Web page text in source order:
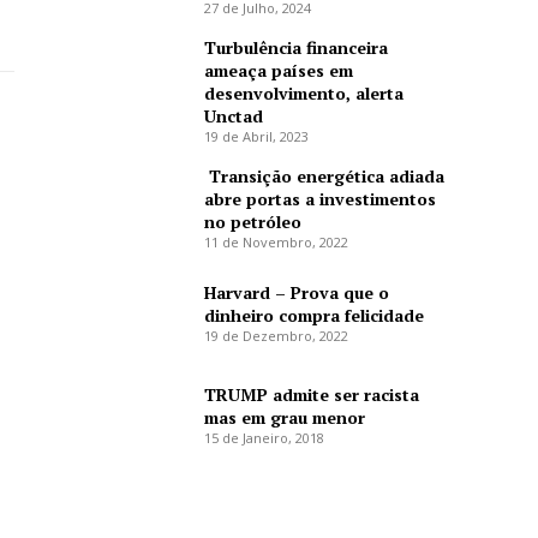
27 de Julho, 2024
Turbulência financeira
ameaça países em
desenvolvimento, alerta
Unctad
19 de Abril, 2023
Transição energética adiada
abre portas a investimentos
no petróleo
11 de Novembro, 2022
Harvard – Prova que o
dinheiro compra felicidade
19 de Dezembro, 2022
TRUMP admite ser racista
mas em grau menor
15 de Janeiro, 2018